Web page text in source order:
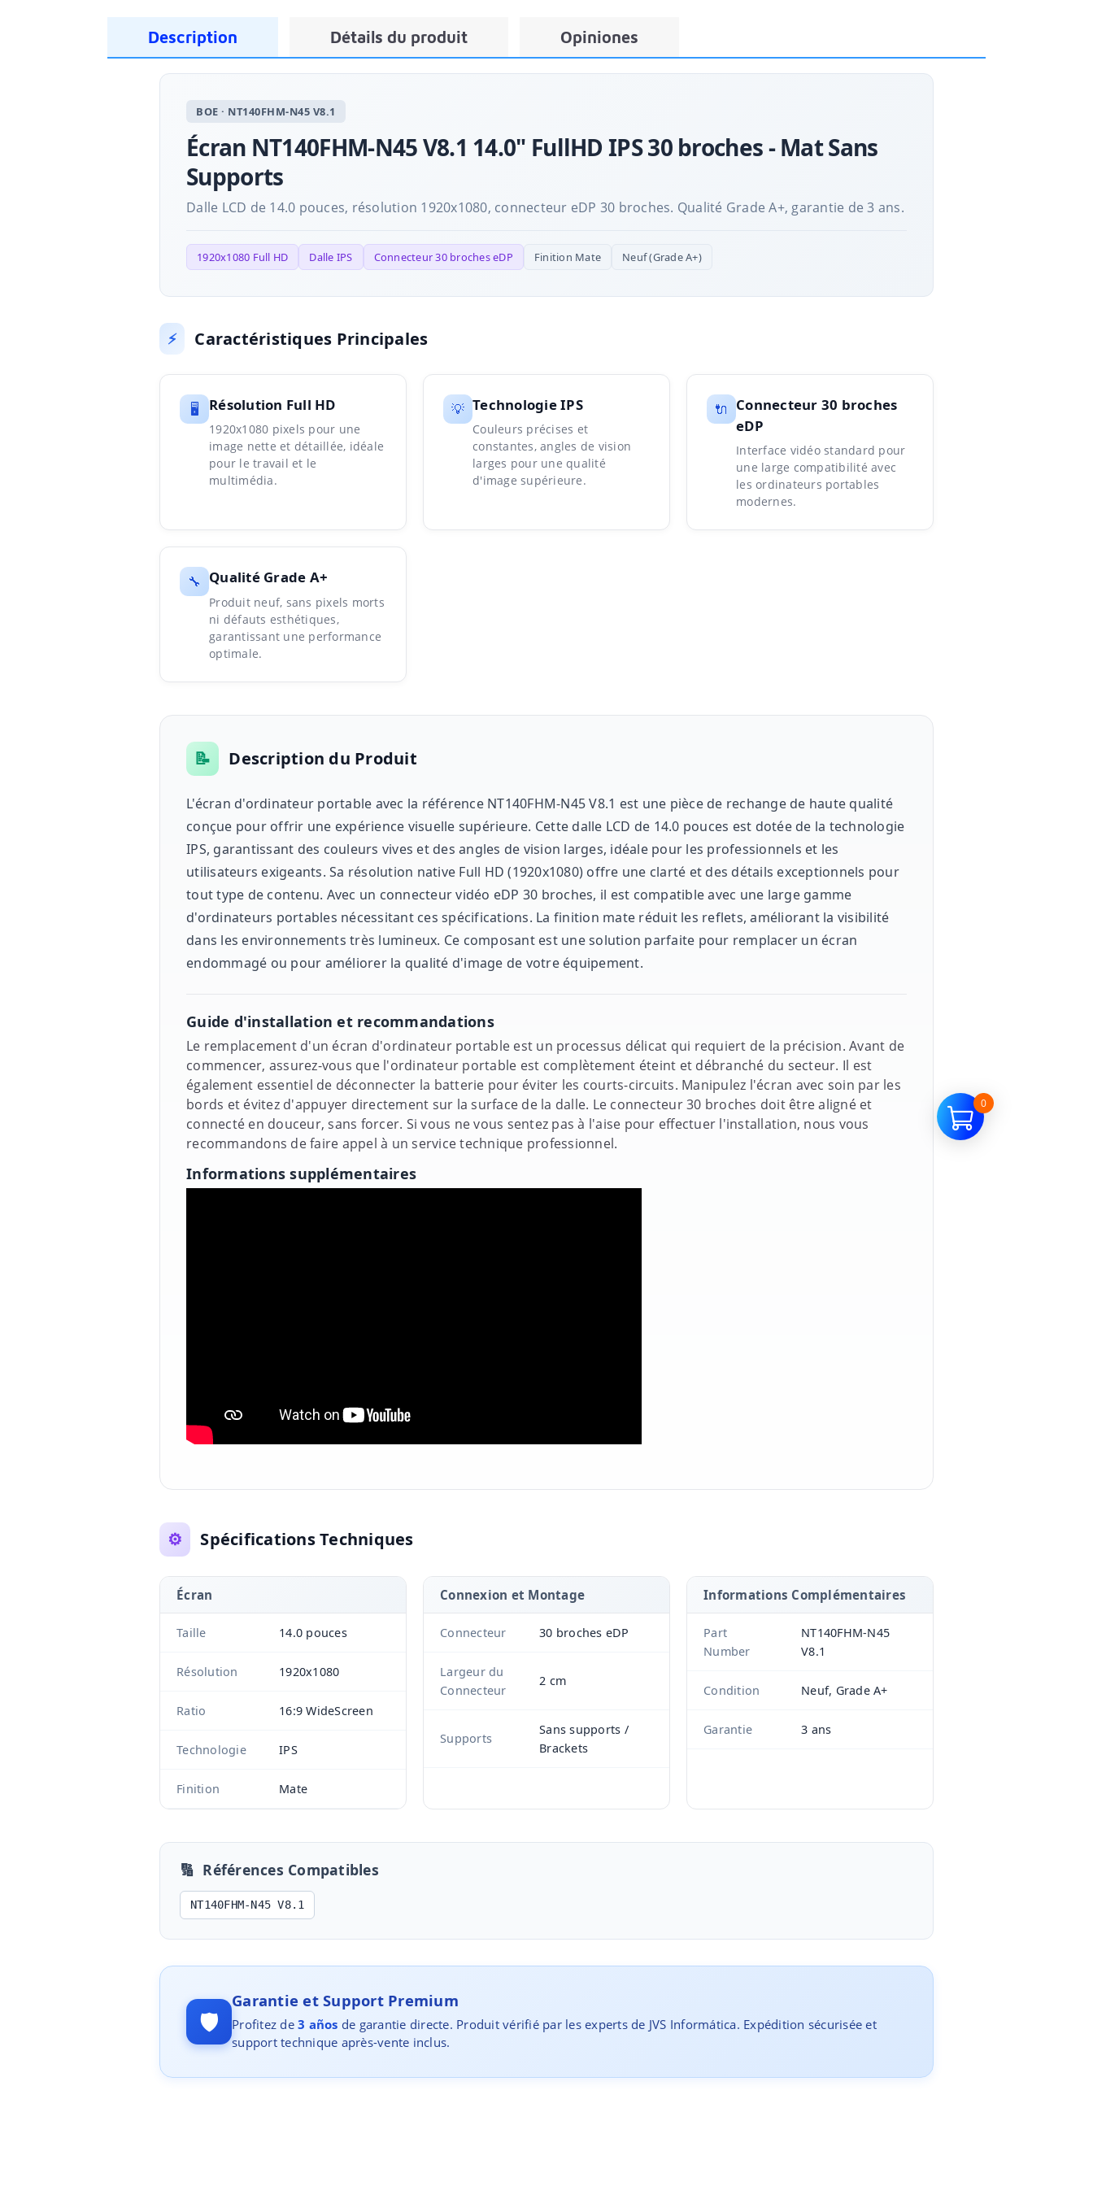
Description Détails du produit Opiniones
BOE · NT140FHM-N45 V8.1
Écran NT140FHM-N45 V8.1 14.0" FullHD IPS 30 broches - Mat Sans
Supports
Dalle LCD de 14.0 pouces, résolution 1920x1080, connecteur eDP 30 broches. Qualité Grade A+, garantie de 3 ans.
1920x1080 Full HD Dalle IPS Connecteur 30 broches eDP Finition Mate Neuf (Grade A+)
⚡ Caractéristiques Principales
🖥️ Résolution Full HD
1920x1080 pixels pour une
image nette et détaillée, idéale
pour le travail et le
multimédia.
💡 Technologie IPS
Couleurs précises et
constantes, angles de vision
larges pour une qualité
d'image supérieure.
🔌 Connecteur 30 broches
eDP
Interface vidéo standard pour
une large compatibilité avec
les ordinateurs portables
modernes.
🔧 Qualité Grade A+
Produit neuf, sans pixels morts
ni défauts esthétiques,
garantissant une performance
optimale.
📝 Description du Produit
L'écran d'ordinateur portable avec la référence NT140FHM-N45 V8.1 est une pièce de rechange de haute qualité
conçue pour offrir une expérience visuelle supérieure. Cette dalle LCD de 14.0 pouces est dotée de la technologie
IPS, garantissant des couleurs vives et des angles de vision larges, idéale pour les professionnels et les
utilisateurs exigeants. Sa résolution native Full HD (1920x1080) offre une clarté et des détails exceptionnels pour
tout type de contenu. Avec un connecteur vidéo eDP 30 broches, il est compatible avec une large gamme
d'ordinateurs portables nécessitant ces spécifications. La finition mate réduit les reflets, améliorant la visibilité
dans les environnements très lumineux. Ce composant est une solution parfaite pour remplacer un écran
endommagé ou pour améliorer la qualité d'image de votre équipement.
Guide d'installation et recommandations
Le remplacement d'un écran d'ordinateur portable est un processus délicat qui requiert de la précision. Avant de
commencer, assurez-vous que l'ordinateur portable est complètement éteint et débranché du secteur. Il est
également essentiel de déconnecter la batterie pour éviter les courts-circuits. Manipulez l'écran avec soin par les
bords et évitez d'appuyer directement sur la surface de la dalle. Le connecteur 30 broches doit être aligné et
connecté en douceur, sans forcer. Si vous ne vous sentez pas à l'aise pour effectuer l'installation, nous vous
recommandons de faire appel à un service technique professionnel.
Informations supplémentaires
⚙️ Spécifications Techniques
Écran
Taille 14.0 pouces
Résolution 1920x1080
Ratio 16:9 WideScreen
Technologie IPS
Finition Mate
Connexion et Montage
Connecteur 30 broches eDP
Largeur du
Connecteur
2 cm
Supports
Sans supports /
Brackets
Informations Complémentaires
Part
Number
NT140FHM-N45
V8.1
Condition Neuf, Grade A+
Garantie 3 ans
🔢 Références Compatibles
NT140FHM-N45 V8.1
🛡️
Garantie et Support Premium
Profitez de 3 años de garantie directe. Produit vérifié par les experts de JVS Informática. Expédition sécurisée et
support technique après-vente inclus.
0